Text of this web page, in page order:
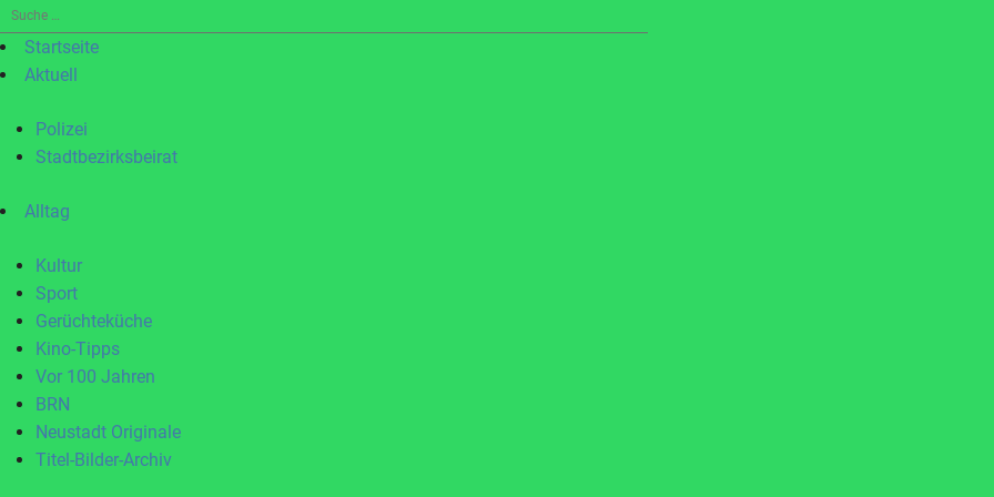
Suche
nach:Startseite
Aktuell
Polizei
Stadtbezirksbeirat
Alltag
Kultur
Sport
Gerüchteküche
Kino-Tipps
Vor 100 Jahren
BRN
Neustadt Originale
Titel-Bilder-Archiv